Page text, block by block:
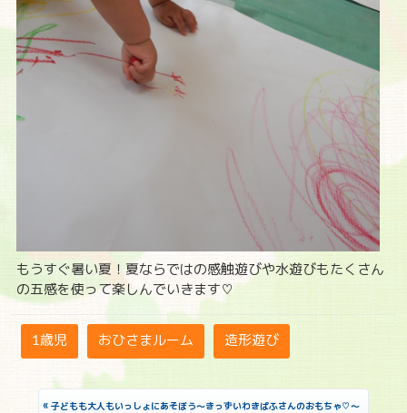
もうすぐ暑い夏！夏ならではの感触遊びや水遊びもたくさん
の五感を使って楽しんでいきます♡
1歳児 おひさまルーム 造形遊び
« 子どもも大人もいっしょにあそぼう～きっずいわきぱふさんのおもちゃ♡～